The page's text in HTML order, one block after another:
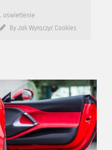
, oświetlenie
By Jak Wyłączyć Cookies